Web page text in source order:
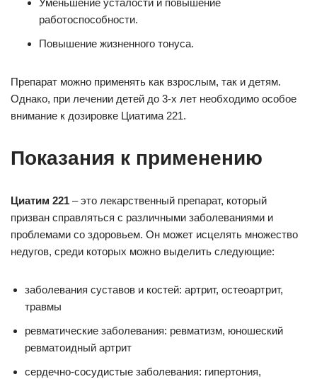
Уменьшение усталости и повышение
работоспособности.
Повышение жизненного тонуса.
Препарат можно применять как взрослым, так и детям.
Однако, при лечении детей до 3-х лет необходимо особое
внимание к дозировке Циатима 221.
Показания к применению
Циатим 221 – это лекарственный препарат, который
призван справляться с различными заболеваниями и
проблемами со здоровьем. Он может исцелять множество
недугов, среди которых можно выделить следующие:
заболевания суставов и костей: артрит, остеоартрит,
травмы
ревматические заболевания: ревматизм, юношеский
ревматоидный артрит
сердечно-сосудистые заболевания: гипертония,